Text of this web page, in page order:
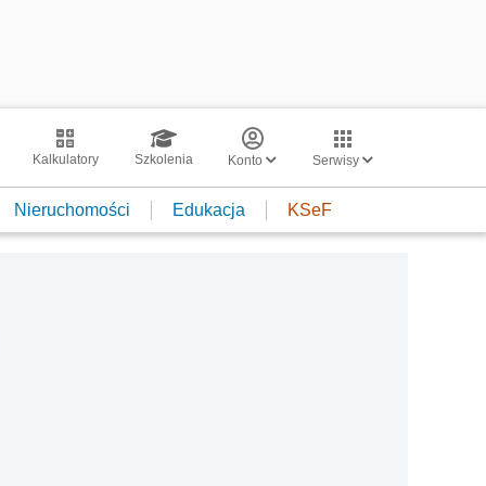
Kalkulatory Szkolenia Konto Serwisy
Nieruchomości Edukacja KSeF